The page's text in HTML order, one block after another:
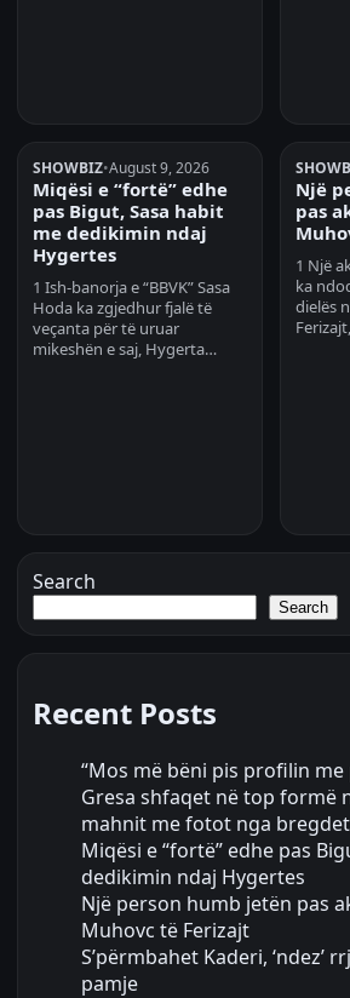
SHOWBIZ•August 9, 2026
Miqësi e “fortë” edhe
pas Bigut, Sasa habit
me dedikimin ndaj
Hygertes
1 Ish-banorja e “BBVK” Sasa
Hoda ka zgjedhur fjalë të
veçanta për të uruar
mikeshën e saj, Hygerta…
Një
pas
1 Një
ka
dielës
Search
Search
Recent Posts
“Mos më bëni pis profilin
Gresa shfaqet në top formë
mahnit me fotot nga
Miqësi e “fortë” edhe pas
dedikimin ndaj Hygertes
Një person humb jetën pas
Muhovc të Ferizajt
S’përmbahet Kaderi, ‘ndez’
pamje